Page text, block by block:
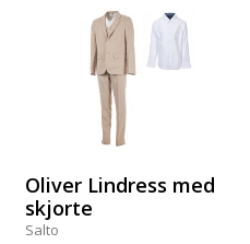
Oliver Lindress med
skjorte
Salto